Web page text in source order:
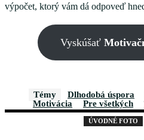
výpočet, ktorý vám dá odpoveď
Vyskúšať
Témy Dlhodobá úspora
Motivácia
Pre všetkých
ÚVODNÉ FOTO